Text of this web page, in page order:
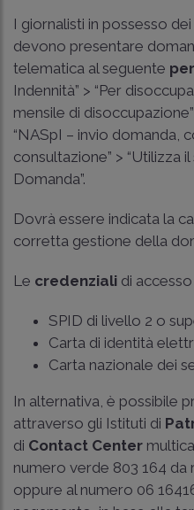
I giornalisti in possesso
devono presentare
telematica al seguente
Indennità” > “Per
mensile di
“NASpI – invio domanda,
consultazione” > “Utilizza
Domanda”.
Dovrà essere indicata la
corretta gestione della
Le credenziali di
SPID di livello 2 o
Carta di identità
Carta nazionale dei
In alternativa, è possibile
attraverso gli Istituti di
di Contact Center
numero verde 803 164 da
oppure al numero 06